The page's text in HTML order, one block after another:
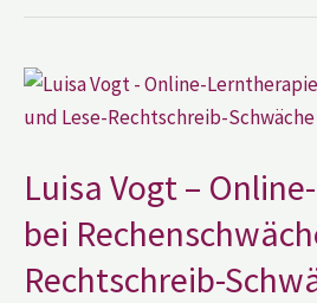
Luisa Vogt –
bei
Rechtschreib-
Luisa
Vogt
–
bei
Rechenschwäche
und
Lese-
Schwäche